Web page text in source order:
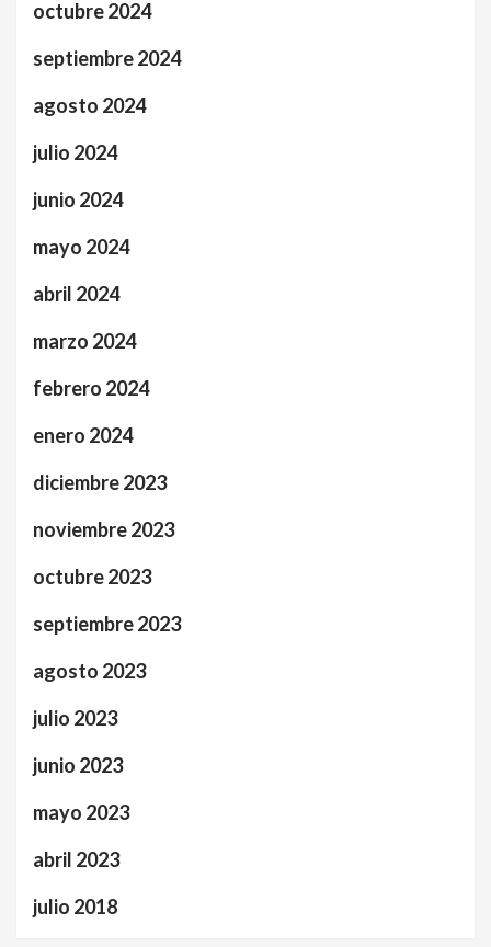
octubre 2024
septiembre 2024
agosto 2024
julio 2024
junio 2024
mayo 2024
abril 2024
marzo 2024
febrero 2024
enero 2024
diciembre 2023
noviembre 2023
octubre 2023
septiembre 2023
agosto 2023
julio 2023
junio 2023
mayo 2023
abril 2023
julio 2018